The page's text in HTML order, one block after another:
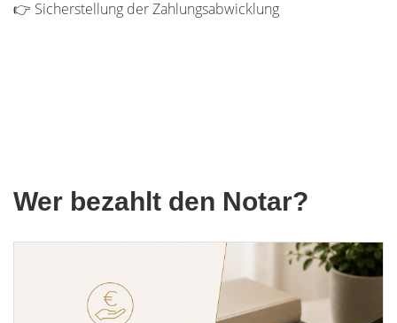
👉 Sicherstellung der Zahlungsabwicklung
Wer bezahlt den Notar?